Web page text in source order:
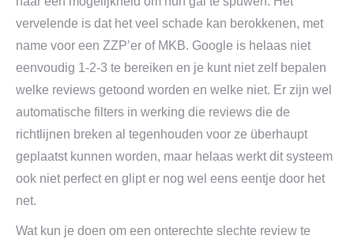
vervelende is dat het veel schade kan berokkenen, met
name voor een ZZP’er of MKB. Google is helaas niet
eenvoudig 1-2-3 te bereiken en je kunt niet zelf bepalen
welke reviews getoond worden en welke niet. Er zijn wel
automatische filters in werking die reviews die de
richtlijnen breken al tegenhouden voor ze überhaupt
geplaatst kunnen worden, maar helaas werkt dit systeem
ook niet perfect en glipt er nog wel eens eentje door het
net.
Wat kun je doen om een onterechte slechte review te